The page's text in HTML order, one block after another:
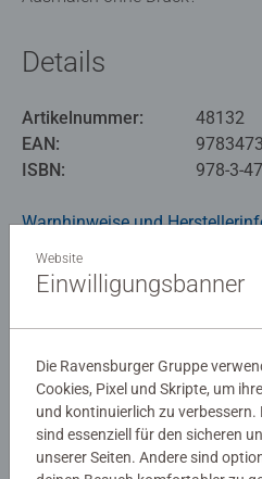
Details
Artikelnummer:
48132
EAN:
ISBN:
978-3-
Warnhinweise und
Ähnliche Produkte
Noch keine
abgegeben
Website
Einwilligungsbanner
Die Ravensburger Gruppe
Cookies, Pixel und Skripte, um
und kontinuierlich zu verbessern.
sind essenziell für den sicheren
unserer Seiten. Andere sind